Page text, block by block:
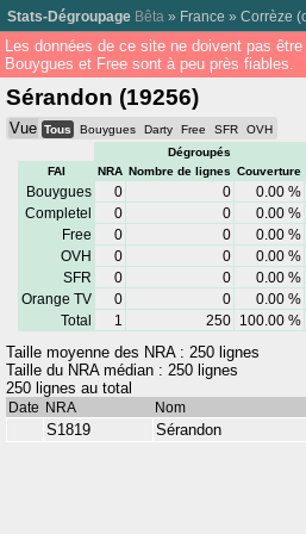
Stats-Dégroupage Bêta » France » Corrèze (
Les données de ce site ne doivent pas
Bouygues et Free sont à peu près fiables.
Sérandon (19256)
Vue Tous Bouygues Darty Free SFR
OVH
Dégroupés
FAI
NRA Nombre de lignes Couverture
Bouygues 0 0 0.00 %
Completel
0 0 0.00 %
Free
0 0 0.00 %
OVH
0 0 0.00 %
SFR
0 0 0.00 %
Orange TV
0 0 0.00 %
Total
1 250 100.00 %
Taille moyenne des NRA : 250 lignes
Taille du NRA médian : 250 lignes
250 lignes au total
Date NRA Nom
S1819 Sérandon